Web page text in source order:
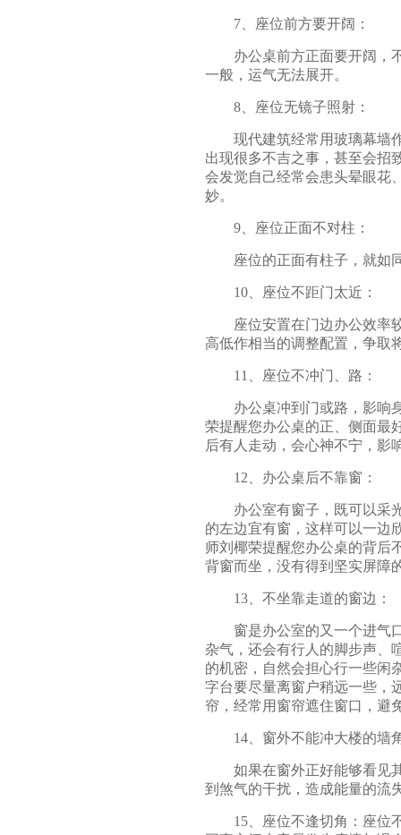
7、座位前方要开阔：
办公桌前方正面要开阔，不
一般，运气无法展开。
8、座位无镜子照射：
现代建筑经常用玻璃幕墙作
出现很多不吉之事，甚至会招
会发觉自己经常会患头晕眼花
妙。
9、座位正面不对柱：
座位的正面有柱子，就如同
10、座位不距门太近：
座位安置在门边办公效率较
高低作相当的调整配置，争取
11、座位不冲门、路：
办公桌冲到门或路，影响身
荣提醒您办公桌的正、侧面最
后有人走动，会心神不宁，影
12、办公桌后不靠窗：
办公室有窗子，既可以采光
的左边宜有窗，这样可以一边
师刘椰荣提醒您办公桌的背后
背窗而坐，没有得到坚实屏障
13、不坐靠走道的窗边：
窗是办公室的又一个进气口
杂气，还会有行人的脚步声、
的机密，自然会担心行一些闲
字台要尽量离窗户稍远一些，
帘，经常用窗帘遮住窗口，避
14、窗外不能冲大楼的墙
如果在窗外正好能够看见其
到煞气的干扰，造成能量的流
15、座位不逢切角：座位不